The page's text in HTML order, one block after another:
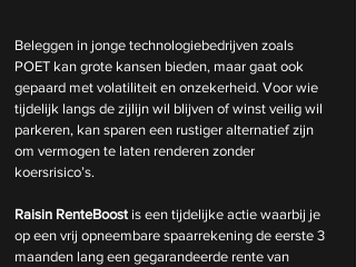
Beleggen in jonge technologiebedrijven zoals
POET kan grote kansen bieden, maar gaat ook
gepaard met volatiliteit en onzekerheid. Voor wie
tijdelijk langs de zijlijn wil blijven of winst veilig wil
parkeren, kan sparen een rustiger alternatief zijn
om vermogen te laten renderen zonder
koersrisico’s.
Raisin RenteBoost is een tijdelijke actie waarbij je
op een vrij opneembare spaarrekening de eerste 3
maanden lang een gegarandeerde rente van